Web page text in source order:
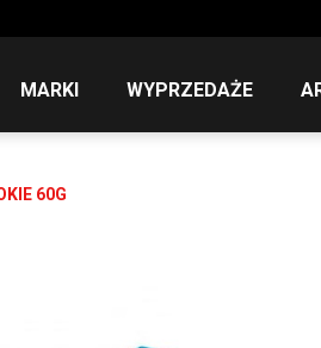
MARKI WYPRZEDAŻE
60G